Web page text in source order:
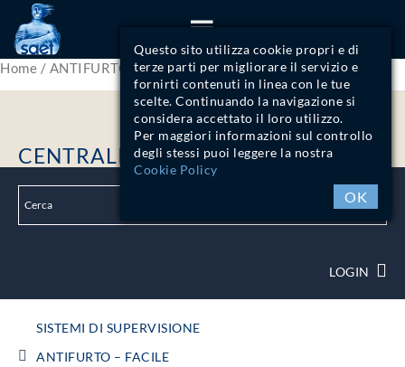
Questo sito utilizza cookie propri e di
terze parti per migliorare il servizio e
fornirti contenuti in linea con le tue
scelte. Continuando la navigazione si
considera accettato il loro utilizzo.
Per maggiori informazioni sul controllo
degli stessi puoi leggere la nostra
Cookie Policy
OK
Home / ANTIFURTO - FACILE/ Centrali
CENTRALI
LOGIN
SISTEMI DI SUPERVISIONE
ANTIFURTO – FACILE